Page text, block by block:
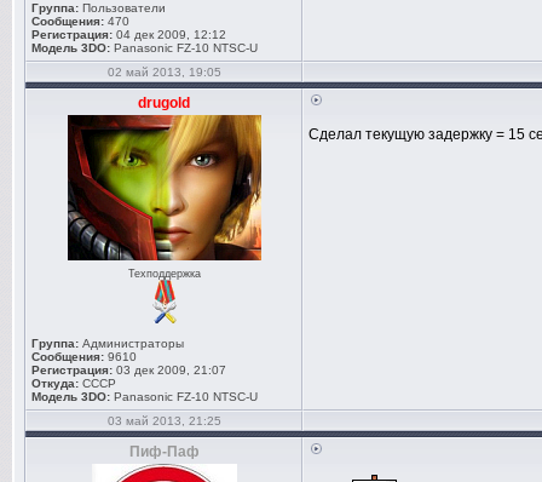
Группа: Пользователи
Сообщения: 470
Регистрация: 04 дек 2009, 12:12
Модель 3DO: Panasonic FZ-10 NTSC-U
02 май 2013, 19:05
drugold
Техподдержка
Группа: Администраторы
Сообщения: 9610
Регистрация: 03 дек 2009, 21:07
Откуда: СССР
Модель 3DO: Panasonic FZ-10 NTSC-U
Сделал текущую задержку = 15
03 май 2013, 21:25
Пиф-Паф